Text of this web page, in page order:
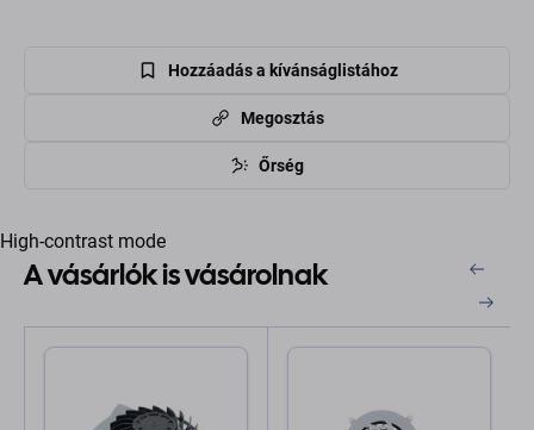
Hozzáadás a kívánságlistához
Megosztás
Őrség
High-contrast mode
A vásárlók is vásárolnak